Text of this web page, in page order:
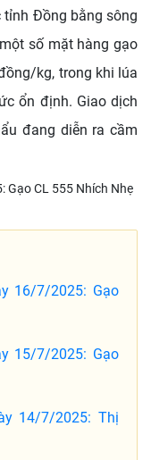
Đồng bằng sông
số mặt hàng gạo
kg, trong khi lúa
ổn định. Giao dịch
đang diễn ra cầm
16/7/2025: Gạo
15/7/2025: Gạo
14/7/2025: Thị